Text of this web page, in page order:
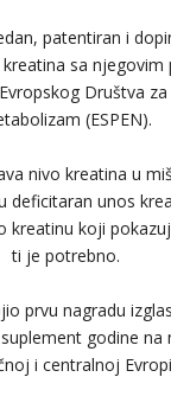
patentiran i
sa njegovim
Društva za
(ESPEN).
nivo kreatina u
deficitaran unos
kreatinu koji
ti je potrebno.
prvu nagradu
godine na
i centralnoj Evropi